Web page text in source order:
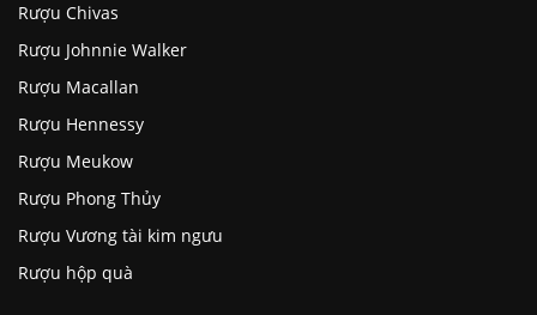
Rượu Chivas
Rượu Johnnie Walker
Rượu Macallan
Rượu Hennessy
Rượu Meukow
Rượu Phong Thủy
Rượu Vương tài kim ngưu
Rượu hộp quà